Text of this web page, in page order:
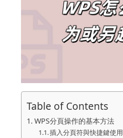
Table of Contents
WPS分頁操作的基本方法
插入分頁符與快捷鍵使用